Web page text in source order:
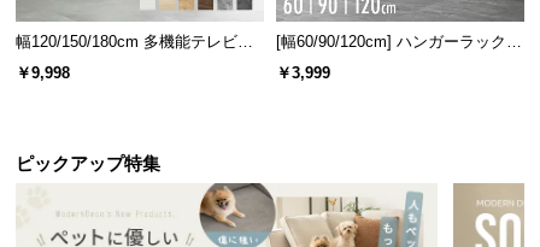
幅120/150/180cm 多機能テレビボ
ード 木目/石目調 オープン収納・
引き出し収納付き
￥9,998
[幅60/90/120cm] ハンガーラック
スチール 4段階高さ調節 サイドフ
ック オープンラック シンプル
￥3,999
ピックアップ特集